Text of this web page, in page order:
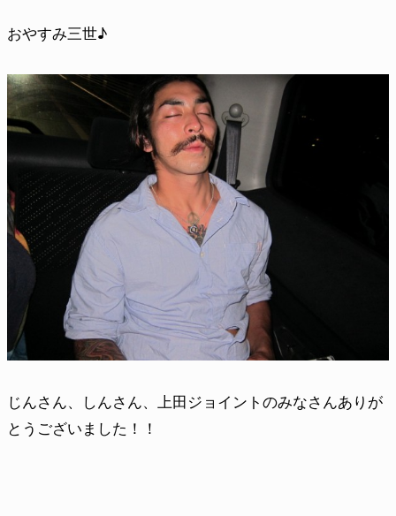
おやすみ三世♪
じんさん、しんさん、上田ジョイントのみなさんありが
とうございました！！